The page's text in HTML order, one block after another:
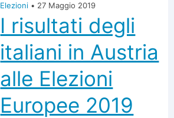
Elezioni • 27 Maggio 2019
I risultati degli
italiani in Austria
alle Elezioni
Europee 2019